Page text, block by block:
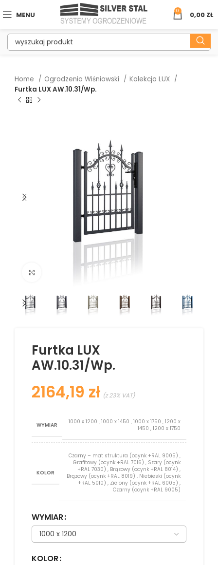
MENU 0 0,00 ZŁ
Home Ogrodzenia Wiśniowski
Kolekcja LUX
Furtka LUX AW.10.31/Wp.
Furtka LUX
AW.10.31/Wp.
zł
WYMIAR 1000 x 1200 , 1000 x 1450 , 1000 x 1750 , 1200 x
1450 , 1200 x 1750
KOLOR
Czarny – mat struktura (ocynk +RAL 9005) ,
Grafitowy (ocynk +RAL 7016) , Szary (ocynk
+RAL 7030) , Brązowy (ocynk +RAL 8014) ,
Brązowy (ocynk +RAL 8019) , Niebieski (ocynk
+RAL 5010) , Zielony (ocynk +RAL 6005) ,
Czarny (ocynk +RAL 9005)
WYMIAR
KOLOR